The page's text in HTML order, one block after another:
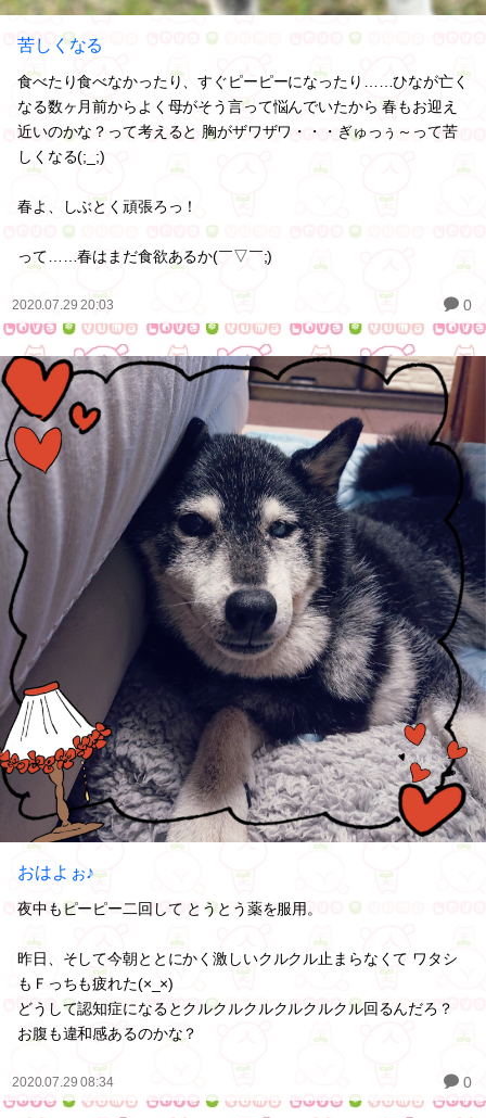
苦しくなる
食べたり食べなかったり、すぐピーピーになったり……ひなが亡く
なる数ヶ月前からよく母がそう言って悩んでいたから 春もお迎え
近いのかな？って考えると 胸がザワザワ・・・ぎゅっぅ～って苦
しくなる(;_;)
春よ、しぶとく頑張ろっ！
って……春はまだ食欲あるか(￣▽￣;)
2020.07.29 20:03 0
おはよぉ♪
夜中もピーピー二回して とうとう薬を服用。
昨日、そして今朝ととにかく激しいクルクル止まらなくて ワタシ
もＦっちも疲れた(×_×)
どうして認知症になるとクルクルクルクルクルクル回るんだろ？
お腹も違和感あるのかな？
2020.07.29 08:34 0